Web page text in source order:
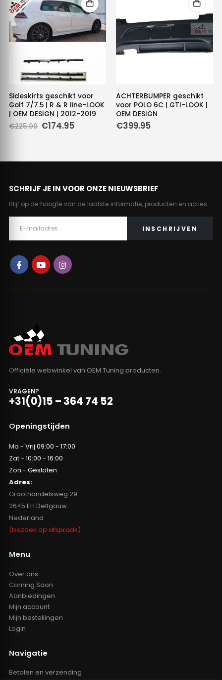
Sideskirts geschikt voor
Golf 7/7.5 | R & R line-LOOK
| OEM DESIGN | 2012-2019
€225.00 Oorspronkelijke
€174.95Huidige
ACHTERBUMPER geschikt
voor POLO 6C | GTI-LOOK |
OEM DESIGN
€399.95
SCHRIJF JE IN VOOR ONZE NIEUWSBRIEF
Blijf op de hoogte van de laatste informatie, producten en acties.
Officiële webwinkel van OEM Tuning producten.
VRAGEN?
+31(0)15 – 364 74 52
Openingstijden
Ma - Vrij 09:00 - 17:00
Zat - 10:00 - 16:00
Zon - Gesloten
Adres:
Groothandelsweg 29
2645 EH Delfgauw
Nederland
(bezoek op afspraak)
Menu
Over ons
Coming Soon
Aanbiedingen
Mijn account
Mijn bestellingen
Login
Navigatie
Betalen en verzending